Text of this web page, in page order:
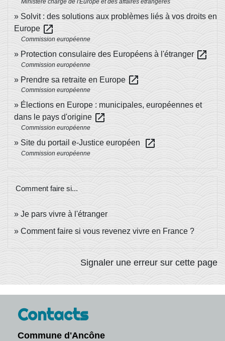
Ministère chargé de l'Europe et des affaires étrangères
Solvit : des solutions aux problèmes liés à vos droits en
Europe open_in_new
Commission européenne
Protection consulaire des Européens à l'étranger open_in_new
Commission européenne
Prendre sa retraite en Europe open_in_new
Commission européenne
Élections en Europe : municipales, européennes et
dans le pays d'origine open_in_new
Commission européenne
Site du portail e-Justice européen open_in_new
Commission européenne
Comment faire si...
Je pars vivre à l'étranger
Comment faire si vous revenez vivre en France ?
Signaler une erreur sur cette page
Contacts
Commune d'Ancône